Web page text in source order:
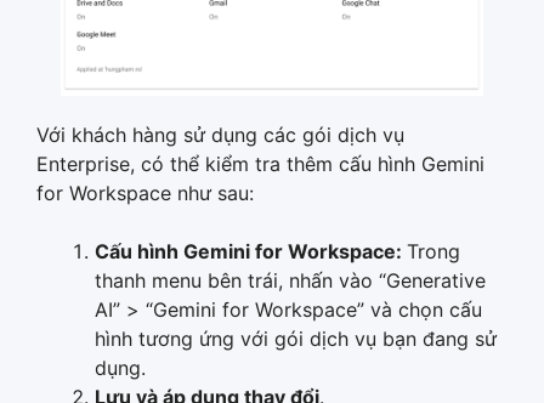
Với khách hàng sử dụng các gói dịch vụ
Enterprise, có thể kiểm tra thêm cấu hình Gemini
for Workspace như sau:
Cấu hình Gemini for Workspace: Trong
thanh menu bên trái, nhấn vào “Generative
AI” > “Gemini for Workspace” và chọn cấu
hình tương ứng với gói dịch vụ bạn đang sử
dụng.
Lưu và áp dụng thay đổi.